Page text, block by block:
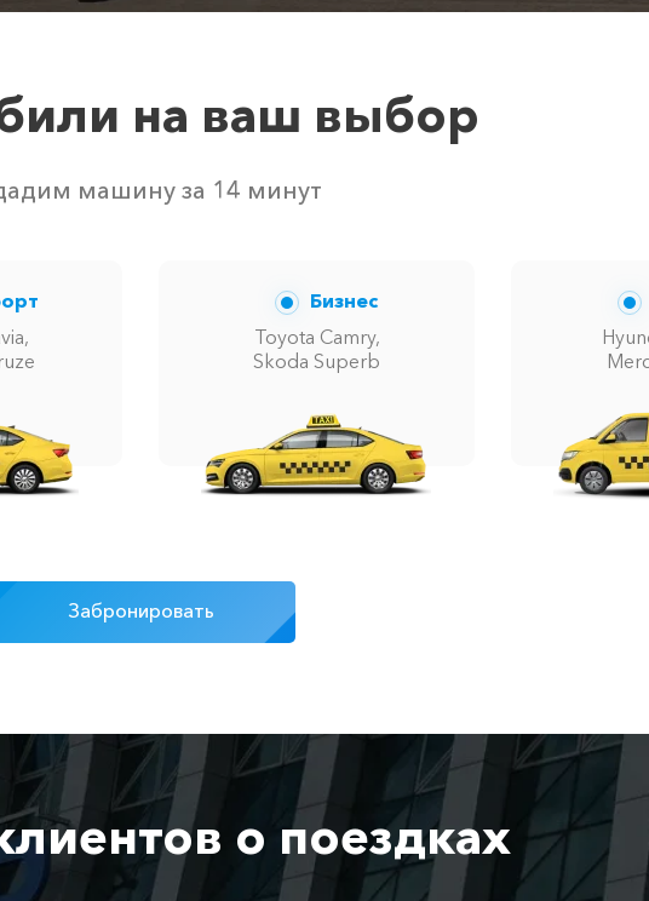
Бесплатно Бесплатно
на ваш выбор
машину за 14 минут
Бизнес
Toyota Camry,
Skoda Superb
Забронировать
о поездках